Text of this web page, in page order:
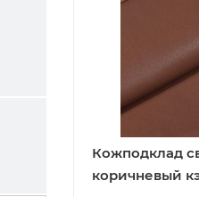
Кожподклад
коричневый